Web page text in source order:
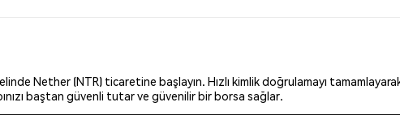
Nether (NTR) ticaretine başlayın. Hızlı kimlik doğrulamayı tamamlayarak
baştan güvenli tutar ve güvenilir bir borsa sağlar.